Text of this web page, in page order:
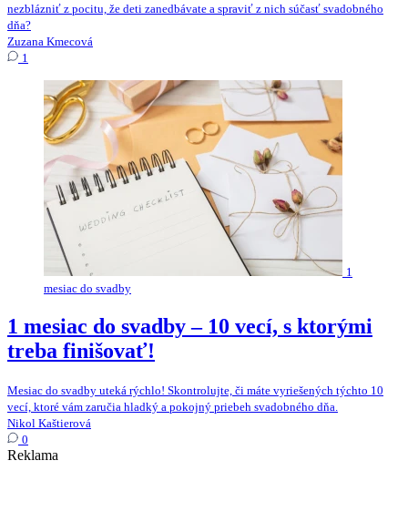
nezblázniť z pocitu, že deti zanedbávate a spraviť z nich súčasť svadobného
dňa?
Zuzana Kmecová
1
1
mesiac do svadby
1 mesiac do svadby – 10 vecí, s ktorými
treba finišovať!
Mesiac do svadby uteká rýchlo! Skontrolujte, či máte vyriešených týchto 10
vecí, ktoré vám zaručia hladký a pokojný priebeh svadobného dňa.
Nikol Kaštierová
0
Reklama